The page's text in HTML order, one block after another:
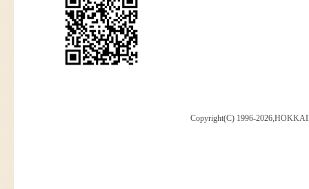
Copyright(C) 1996-